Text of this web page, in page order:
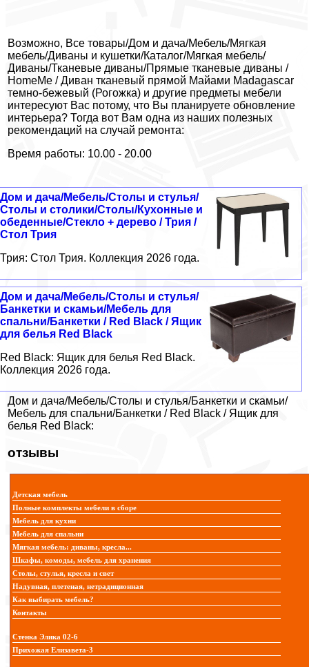
Возможно, Все товары/Дом и дача/Мебель/Мягкая
мебель/Диваны и кушетки/Каталог/Мягкая мебель/
Диваны/Тканевые диваны/Прямые тканевые диваны /
HomeMe / Диван тканевый прямой Майами Madagascar
темно-бежевый (Рогожка) и другие предметы мебели
интересуют Вас потому, что Вы планируете обновление
интерьера? Тогда вот Вам одна из наших полезных
рекомендаций на случай ремонта:
Время работы: 10.00 - 20.00
Дом и дача/Мебель/Столы и стулья/
Столы и столики/Столы/Кухонные и
обеденные/Стекло + дерево / Трия /
Стол Трия
Трия: Стол Трия. Коллекция 2026 года.
Дом и дача/Мебель/Столы и стулья/
Банкетки и скамьи/Мебель для
спальни/Банкетки / Red Black / Ящик
для белья Red Black
Red Black: Ящик для белья Red Black.
Коллекция 2026 года.
Дом и дача/Мебель/Столы и стулья/Банкетки и скамьи/
Мебель для спальни/Банкетки / Red Black / Ящик для
белья Red Black:
отзывы
Детская мебель
Полные комплекты мебели в сборе
Мебель для кухни
Мебель для спальни
Мягкая мебель: диваны, кресла...
Шкафы, комоды, мебель для хранения
Столы, стулья, кресла и свет
Надувная, плетеная, нетрадиционная
Как выбирать мебель?
Контакты
Стенка Элика 02-6
Прихожая Елизавета-3